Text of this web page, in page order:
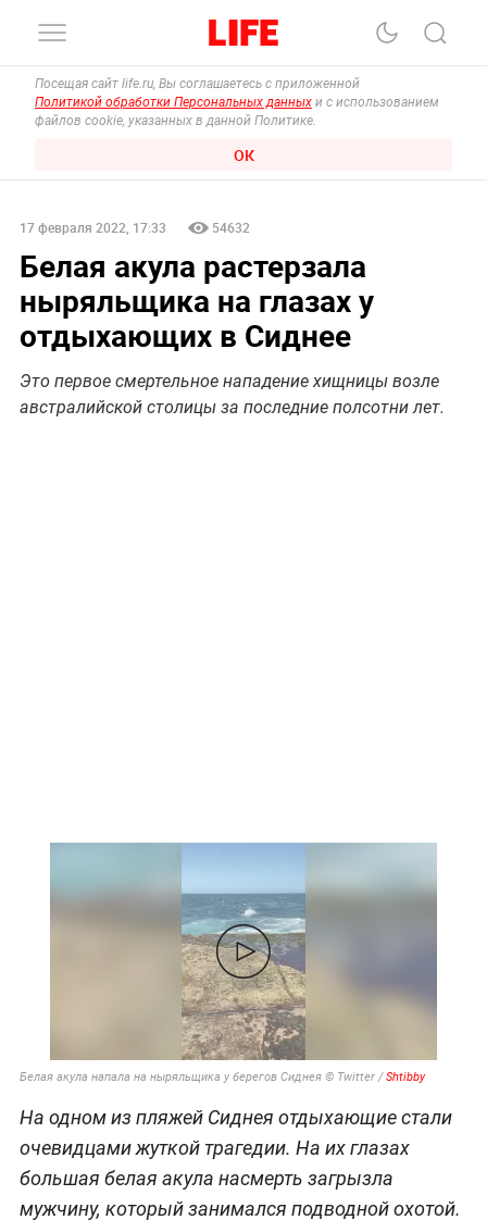
Посещая сайт life.ru, Вы соглашаетесь с приложенной
Политикой обработки Персональных данных и с использованием
файлов cookie, указанных в данной Политике.
ОК
17 февраля 2022, 17:33 54632
Белая акула растерзала
ныряльщика на глазах у
отдыхающих в Сиднее
Это первое смертельное нападение хищницы возле
австралийской столицы за последние полсотни лет.
Белая акула напала на ныряльщика у берегов Сиднея © Twitter /Shtibby
На одном из пляжей Сиднея отдыхающие стали
очевидцами жуткой трагедии. На их глазах
большая белая акула насмерть загрызла
мужчину, который занимался подводной охотой.